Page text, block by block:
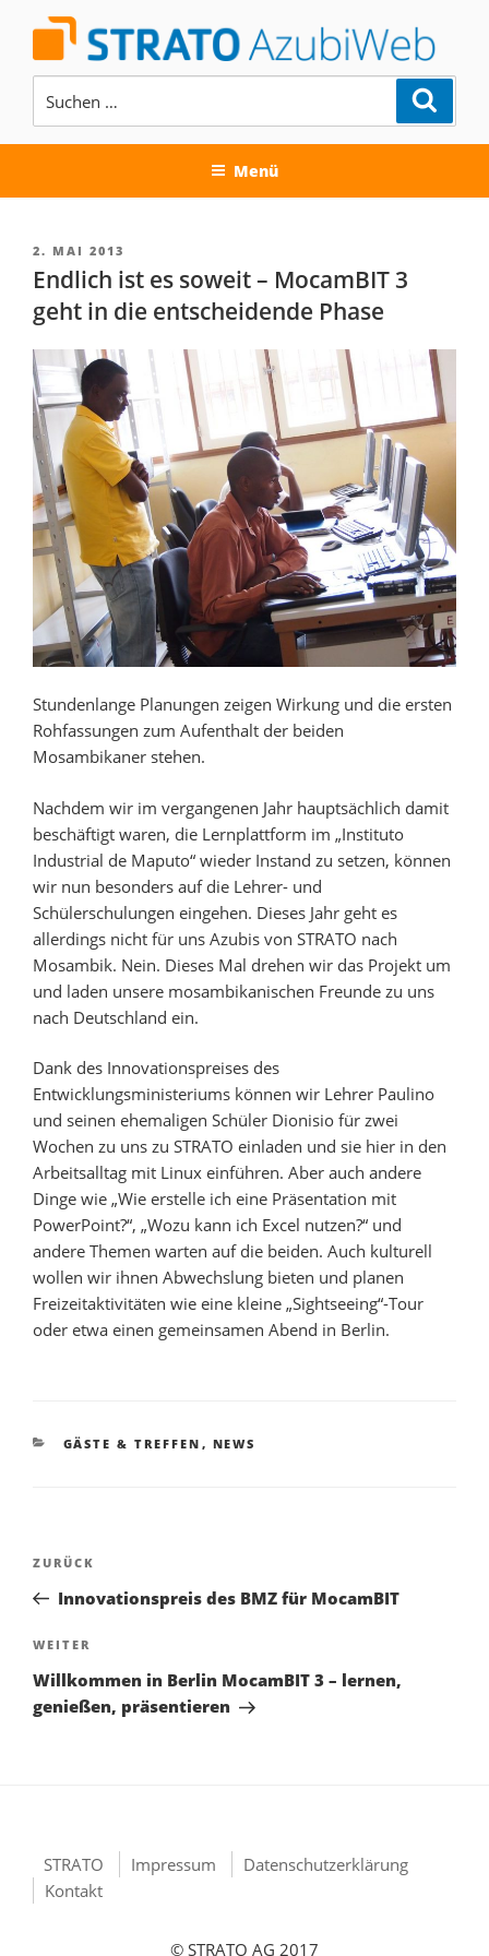
Inhalt
springen
nach:
AUSBILDUNG BEI DER STRATO
Menü
VERÖFFENTLICHT
AM
2. MAI 2013
Endlich ist es soweit – MocamBIT 3
geht in die entscheidende Phase
Stundenlange Planungen zeigen Wirkung und die ersten
Rohfassungen zum Aufenthalt der beiden
Mosambikaner stehen.
Nachdem wir im vergangenen Jahr hauptsächlich damit
beschäftigt waren, die Lernplattform im „Instituto
Industrial de Maputo“ wieder Instand zu setzen, können
wir nun besonders auf die Lehrer- und
Schülerschulungen eingehen. Dieses Jahr geht es
allerdings nicht für uns Azubis von STRATO nach
Mosambik. Nein. Dieses Mal drehen wir das Projekt um
und laden unsere mosambikanischen Freunde zu uns
nach Deutschland ein.
Dank des Innovationspreises des
Entwicklungsministeriums können wir Lehrer Paulino
und seinen ehemaligen Schüler Dionisio für zwei
Wochen zu uns zu STRATO einladen und sie hier in den
Arbeitsalltag mit Linux einführen. Aber auch andere
Dinge wie „Wie erstelle ich eine Präsentation mit
PowerPoint?“, „Wozu kann ich Excel nutzen?“ und
andere Themen warten auf die beiden. Auch kulturell
wollen wir ihnen Abwechslung bieten und planen
Freizeitaktivitäten wie eine kleine „Sightseeing“-Tour
oder etwa einen gemeinsamen Abend in Berlin.
KATEGORIEN
GÄSTE & TREFFEN , NEWS
Beitragsnavigation
Vorheriger
Beitrag
ZURÜCK
Innovationspreis des BMZ für MocamBIT
Nächster
Beitrag
WEITER
Willkommen in Berlin MocamBIT 3 – lernen,
genießen, präsentieren
STRATO Impressum
Datenschutzerklärung
Kontakt
© STRATO AG 2017